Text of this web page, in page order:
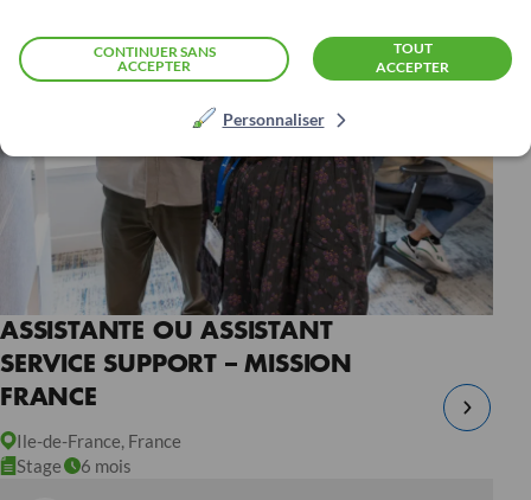
TOUT
ACCEPTER
CONTINUER SANS
ACCEPTER
Personnaliser
ASSISTANTE OU ASSISTANT
SERVICE SUPPORT – MISSION
FRANCE
Ile-de-France, France
Stage
6 mois